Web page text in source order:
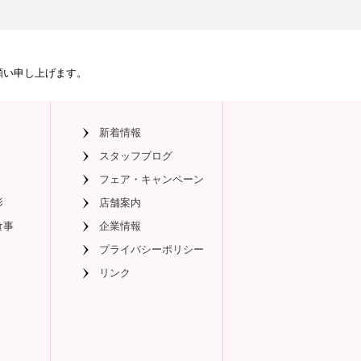
申し上げます。
事
新着情報
スタッフブログ
フェア・キャンペーン
店舗案内
企業情報
プライバシーポリシー
リンク